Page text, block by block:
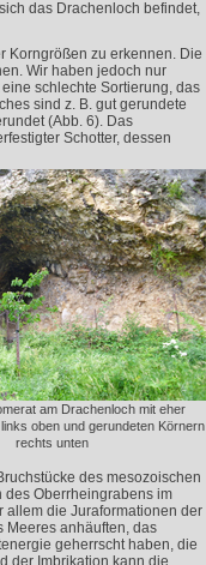
das Drachenloch befindet,
Korngrößen zu erkennen. Die
Wir haben jedoch nur
schlechte Sortierung, das
sind z. B. gut gerundete
(Abb. 6). Das
Schotter, dessen
am Drachenloch mit eher
oben und gerundeten Körnern
rechts unten
des mesozoischen
des Oberrheingrabens im
allem die Juraformationen der
Meeres anhäuften, das
geherrscht haben, die
der Imbrikation kann die